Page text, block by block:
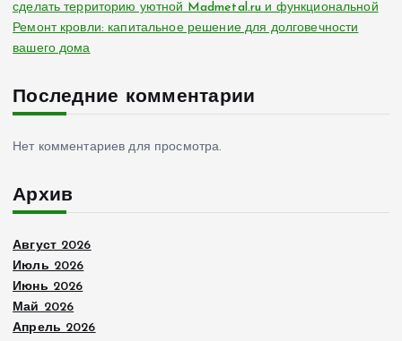
сделать территорию уютной Madmetal.ru и функциональной
Ремонт кровли: капитальное решение для долговечности
вашего дома
Последние комментарии
Нет комментариев для просмотра.
Архив
Август 2026
Июль 2026
Июнь 2026
Май 2026
Апрель 2026